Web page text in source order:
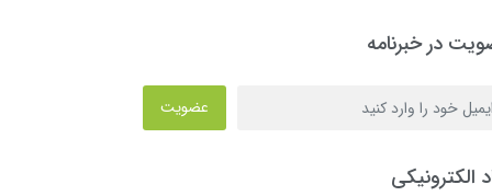
در خبرنامه
عضویت
الکترونیکی